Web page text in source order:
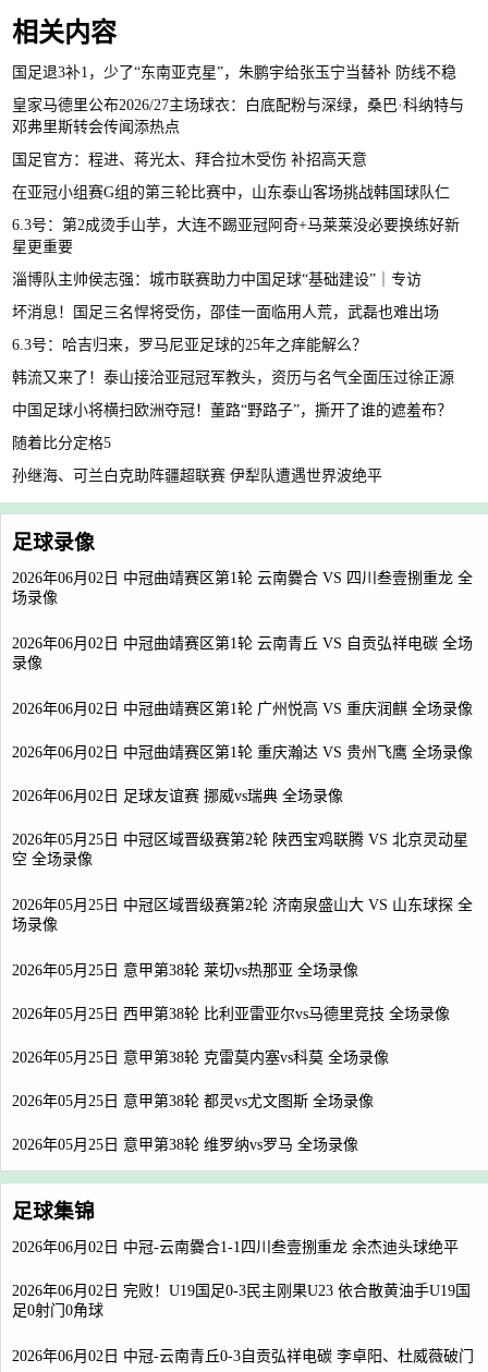
相关内容
国足退3补1，少了“东南亚克星”，朱鹏宇给张玉宁当替补 防线不稳
皇家马德里公布2026/27主场球衣：白底配粉与深绿，桑巴·科纳特与
邓弗里斯转会传闻添热点
国足官方：程进、蒋光太、拜合拉木受伤 补招高天意
在亚冠小组赛G组的第三轮比赛中，山东泰山客场挑战韩国球队仁
6.3号：第2成烫手山芋，大连不踢亚冠阿奇+马莱莱没必要换练好新
星更重要
淄博队主帅侯志强：城市联赛助力中国足球“基础建设”｜专访
坏消息！国足三名悍将受伤，邵佳一面临用人荒，武磊也难出场
6.3号：哈吉归来，罗马尼亚足球的25年之痒能解么？
韩流又来了！泰山接洽亚冠冠军教头，资历与名气全面压过徐正源
中国足球小将横扫欧洲夺冠！董路“野路子”，撕开了谁的遮羞布？
随着比分定格5
孙继海、可兰白克助阵疆超联赛 伊犁队遭遇世界波绝平
足球录像
2026年06月02日 中冠曲靖赛区第1轮 云南爨合 VS 四川叁壹捌重龙 全
场录像
2026年06月02日 中冠曲靖赛区第1轮 云南青丘 VS 自贡弘祥电碳 全场
录像
2026年06月02日 中冠曲靖赛区第1轮 广州悦高 VS 重庆润麒 全场录像
2026年06月02日 中冠曲靖赛区第1轮 重庆瀚达 VS 贵州飞鹰 全场录像
2026年06月02日 足球友谊赛 挪威vs瑞典 全场录像
2026年05月25日 中冠区域晋级赛第2轮 陕西宝鸡联腾 VS 北京灵动星
空 全场录像
2026年05月25日 中冠区域晋级赛第2轮 济南泉盛山大 VS 山东球探 全
场录像
2026年05月25日 意甲第38轮 莱切vs热那亚 全场录像
2026年05月25日 西甲第38轮 比利亚雷亚尔vs马德里竞技 全场录像
2026年05月25日 意甲第38轮 克雷莫内塞vs科莫 全场录像
2026年05月25日 意甲第38轮 都灵vs尤文图斯 全场录像
2026年05月25日 意甲第38轮 维罗纳vs罗马 全场录像
足球集锦
2026年06月02日 中冠-云南爨合1-1四川叁壹捌重龙 余杰迪头球绝平
2026年06月02日 完败！U19国足0-3民主刚果U23 依合散黄油手U19国
足0射门0角球
2026年06月02日 中冠-云南青丘0-3自贡弘祥电碳 李卓阳、杜威薇破门